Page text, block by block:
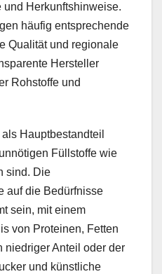
und Herkunftshinweise.
häufig entsprechende
Qualität und regionale
Hersteller
Rohstoffe und
Hauptbestandteil
Füllstoffe wie
sind. Die
auf die Bedürfnisse
sein, mit einem
von Proteinen, Fetten
niedriger Anteil oder der
und künstliche